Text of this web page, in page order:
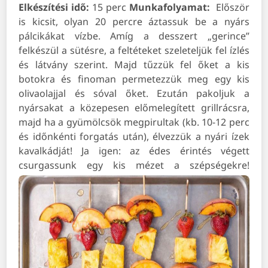
Elkészítési idő: 15 perc Munkafolyamat: Először
is kicsit, olyan 20 percre áztassuk be a nyárs
pálcikákat vízbe. Amíg a desszert „gerince”
felkészül a sütésre, a feltéteket szeleteljük fel ízlés
és látvány szerint. Majd tűzzük fel őket a kis
botokra és finoman permetezzük meg egy kis
olivaolajjal és sóval őket. Ezután pakoljuk a
nyársakat a közepesen előmelegített grillrácsra,
majd ha a gyümölcsök megpirultak (kb. 10-12 perc
és időnkénti forgatás után), élvezzük a nyári ízek
kavalkádját! Ja igen: az édes érintés végett
csurgassunk egy kis mézet a szépségekre!